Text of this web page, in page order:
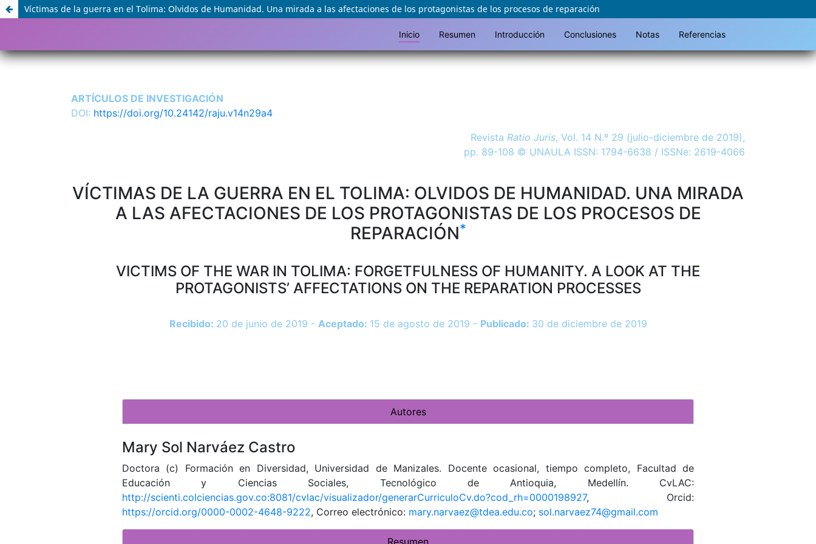
Víctimas de la guerra en el Tolima: Olvidos de Humanidad. Una mirada a las afectaciones de los protagonistas de los procesos de reparación